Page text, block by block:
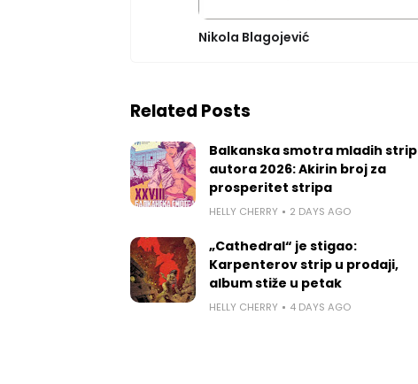
Nikola Blagojević
Related Posts
Balkanska smotra mladih strip
autora 2026: Akirin broj za
prosperitet stripa
HELLY CHERRY 2 DAYS AGO
„Cathedral“ je stigao:
Karpenterov strip u prodaji,
album stiže u petak
HELLY CHERRY 4 DAYS AGO